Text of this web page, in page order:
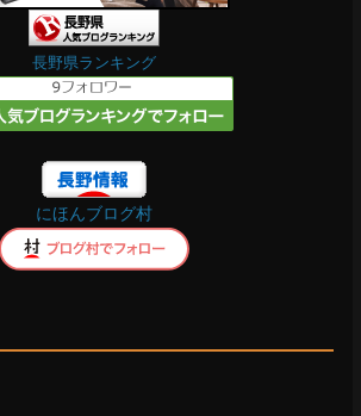
長野県ランキング
にほんブログ村